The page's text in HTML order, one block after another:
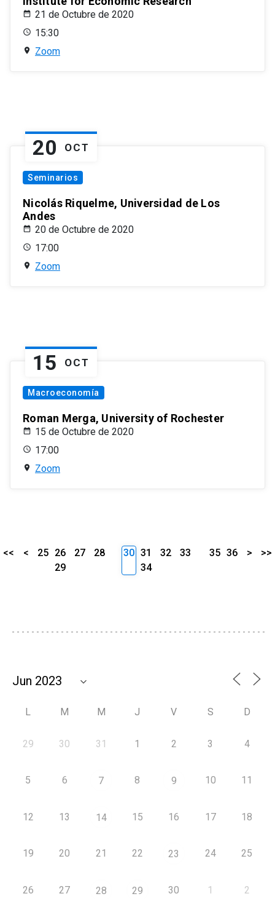
21 de Octubre de 2020
15:30
Zoom
20 OCT
Seminarios
Nicolás Riquelme, Universidad de Los
Andes
20 de Octubre de 2020
17:00
Zoom
15 OCT
Macroeconomía
Roman Merga, University of Rochester
15 de Octubre de 2020
17:00
Zoom
<< < 25 26 27
28
29
30 31 32
33
34
35 36 > >>
L M M J V S D
29 30 31 1 2 3 4
5 6 7 8 9 10 11
12 13 14 15 16 17 18
19 20 21 22 23 24 25
26 27 28 29 30 1 2